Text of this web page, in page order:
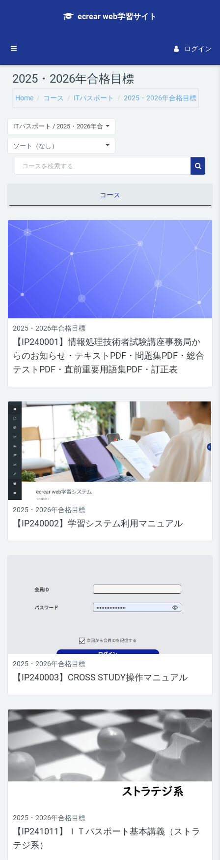
ecrear web学習サイト
ログイン
2025・2026年合格目標
Home コース ITパスポート 2025・2026年合格目標
ITパスポート / 2025・2026年合格目標
ソート（なし）
コースを検索する
コース
コース
2025・2026年合格目標
【IP240001】情報処理技術者試験講座事務局か
らのお知らせ・テキストPDF・問題集PDF・総合
テストPDF・直前重要用語集PDF・訂正表
2025・2026年合格目標
【IP240002】学習システム利用マニュアル
2025・2026年合格目標
【IP240003】CROSS STUDY操作マニュアル
2025・2026年合格目標
【IP241011】ＩＴパスポート基本講義（ストラ
テジ系）